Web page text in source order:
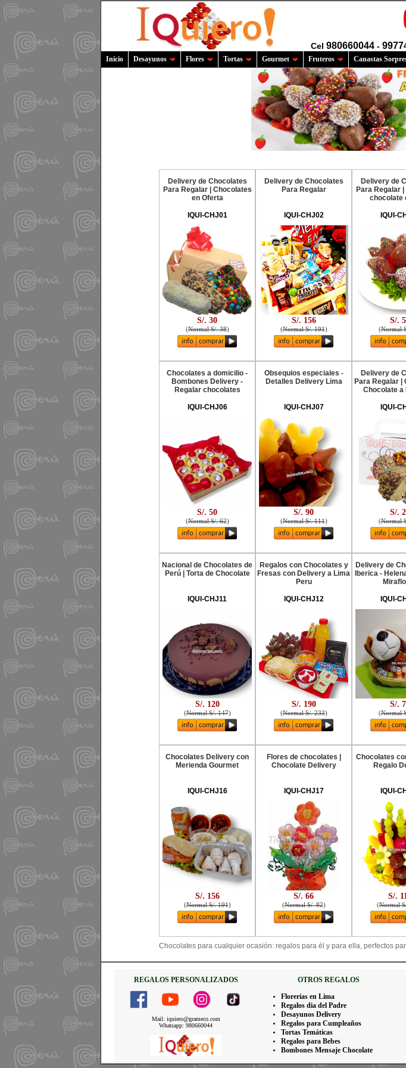
Cel 980660044 -
Inicio Desayunos Flores Tortas Gourmet Fruteros Canastas
Delivery de Chocolates
Para Regalar | Chocolates
en Oferta
IQUI-CHJ01
S/. 30
(Normal S/. 38)
Delivery de Chocolates
Para Regalar
IQUI-CHJ02
S/. 156
(Normal S/. 191)
Delivery de
Para Regalar
chocolate
IQUI-
S/.
(Normal
Chocolates a domicilio -
Bombones Delivery -
Regalar chocolates
IQUI-CHJ06
S/. 50
(Normal S/. 62)
Obsequios especiales -
Detalles Delivery Lima
IQUI-CHJ07
S/. 90
(Normal S/. 111)
Delivery de
Para Regalar |
Chocolate a
IQUI-
S/.
(Normal
Nacional de Chocolates de
Perú | Torta de Chocolate
IQUI-CHJ11
S/. 120
(Normal S/. 147)
Regalos con Chocolates y
Fresas con Delivery a Lima
Peru
IQUI-CHJ12
S/. 190
(Normal S/. 233)
Delivery de
Iberica -
IQUI-
S/.
(Normal
Chocolates Delivery con
Merienda Gourmet
IQUI-CHJ16
S/. 156
(Normal S/. 191)
Flores de chocolates |
Chocolate Delivery
IQUI-CHJ17
S/. 66
(Normal S/. 82)
Chocolates
Regalo
IQUI-
S/.
(Normal
Chocolates para cualquier ocasión: regalos para él y para ella, perfectos
REGALOS PERSONALIZADOS OTROS REGALOS
Mail: iquiero@grameco.com
Whatsapp: 980660044
Florerias en Lima
Regalos dia del Padre
Desayunos Delivery
Regalos para Cumpleaños
Tortas Temáticas
Regalos para Bebes
Bombones Mensaje Chocolate